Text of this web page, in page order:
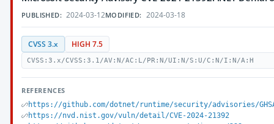
PUBLISHED: 2024-03-12MODIFIED: 2024-03-18
CVSS 3.x HIGH 7.5
CVSS:3.x/CVSS:3.1/AV:N/AC:L/PR:N/UI:N/S:U/C:N/I:N/A:H
REFERENCES
https://github.com/dotnet/runtime/security/advisories/
https://nvd.nist.gov/vuln/detail/CVE-2024-21392